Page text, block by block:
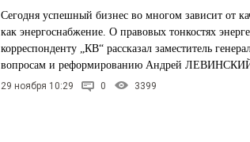
Сегодня успешный бизнес во многом зависит от
как энергоснабжение. О правовых тонкостях
корреспонденту „КВ“ рассказал заместитель
вопросам и реформированию Андрей
29 ноября 10:29 0 3399